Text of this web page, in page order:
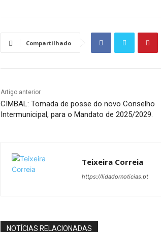
Compartilhado
Artigo anterior
CIMBAL: Tomada de posse do novo Conselho
Intermunicipal, para o Mandato de 2025/2029.
Teixeira Correia
https://lidadornoticias.pt
NOTÍCIAS RELACIONADAS